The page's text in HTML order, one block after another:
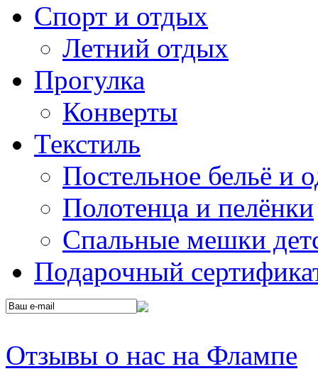
Спорт и отдых
Летний отдых
Прогулка
Конверты
Текстиль
Постельное бельё и
Полотенца и пелёнки
Спальные мешки
Подарочный
Отзывы о нас на Флампе